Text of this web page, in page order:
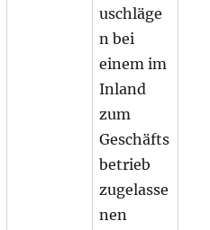
uschläge
n bei
einem im
Inland
zum
Geschäfts
betrieb
zugelasse
nen